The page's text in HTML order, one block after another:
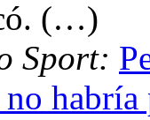
(…)
Sport:
habría